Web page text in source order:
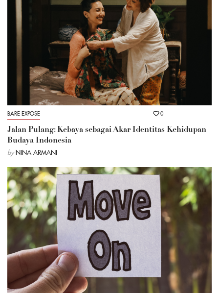
BARE EXPOSE 0
Jalan Pulang: Kebaya sebagai Akar Identitas Kehidupan
Budaya Indonesia
by NINA ARMANI